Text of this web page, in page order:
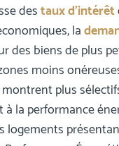
destaux d’intérêt
la
des biens de plus
moins
plus
la performance
logements